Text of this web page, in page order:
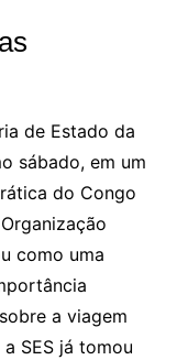
de Estado da
sábado, em um
do Congo
como uma
a viagem
SES já tomou